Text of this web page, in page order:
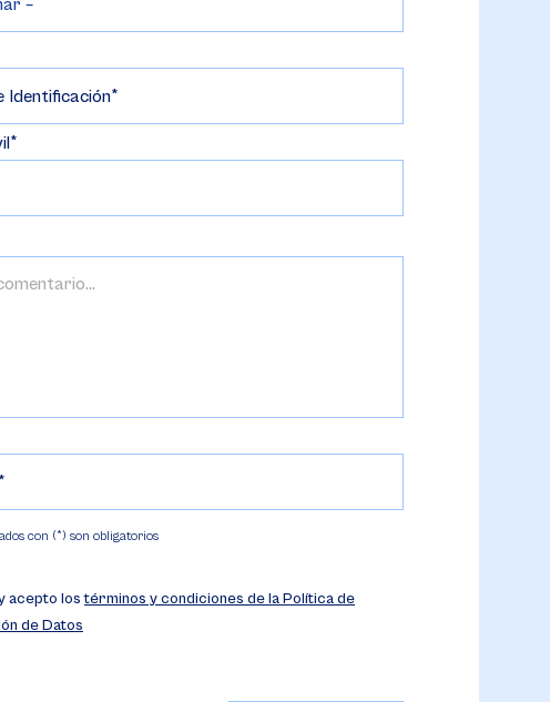
Identificación
con (*) son obligatorios
acepto lostérminos y condiciones de la Política de
de Datos